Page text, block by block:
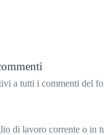
a tutti i commenti del
di lavoro corrente o in